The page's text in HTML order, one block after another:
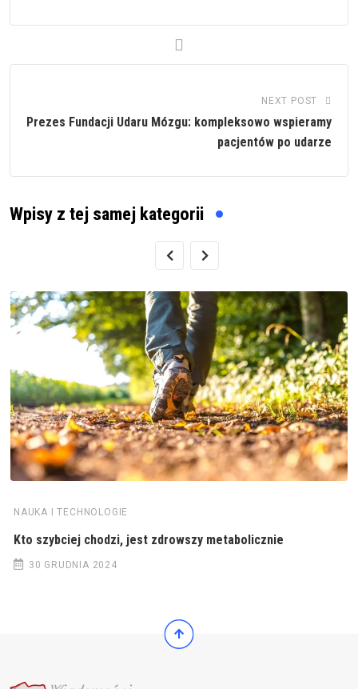
NEXT POST
Prezes Fundacji Udaru Mózgu: kompleksowo wspieramy
pacjentów po udarze
Wpisy z tej samej kategorii
NAUKA I TECHNOLOGIE
Kto szybciej chodzi, jest zdrowszy metabolicznie
30 GRUDNIA 2024